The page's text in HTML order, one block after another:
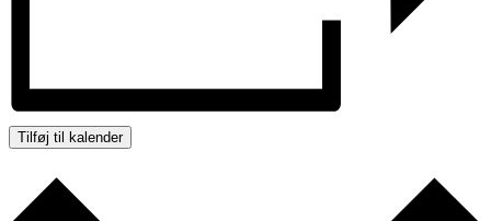
Tilføj til kalender